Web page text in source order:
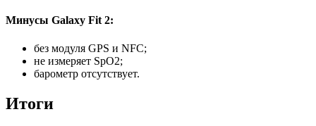
Минусы Galaxy Fit 2:
без модуля GPS и NFC;
не измеряет SpO2;
барометр отсутствует.
Итоги